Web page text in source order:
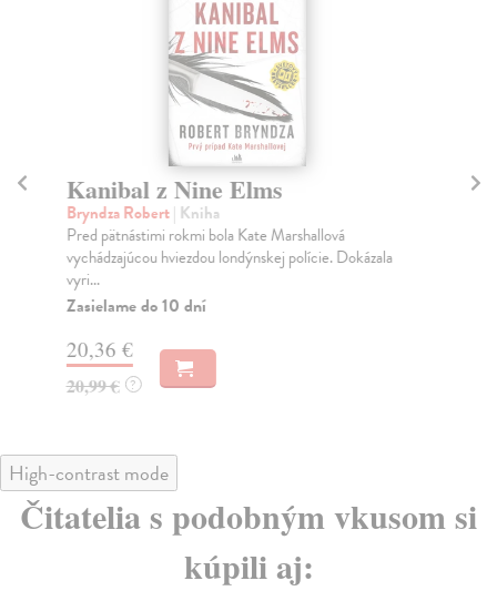
Kanibal z Nine Elms
Bryndza Robert| Kniha
Pred pätnástimi rokmi bola Kate Marshallová
vychádzajúcou hviezdou londýnskej polície. Dokázala
vyri...
Zasielame do 10 dní
20,36 €
20,99 € ?
High-contrast mode
Čitatelia s podobným vkusom si
kúpili aj: